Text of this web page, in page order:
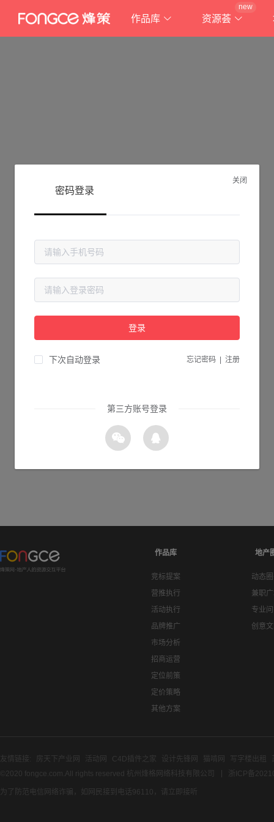
作品库 资源荟
new
抱歉!
请检查您输入的网址是否正确，或点击下面的按钮返回首页。
作品库
竞标提案
营推执行
活动执行
品牌推广
市场分析
招商运营
定位前策
定价策略
其他方案
地产
动态
兼职
专业
创意
友情链接: 房天下产业网 活动网 C4D插件之家 设计先锋网 猫啃网 写字楼出租
©2020 fongce.com.All rights reserved 杭州烽格网络科技有限公司
浙ICP备
为了防范电信网络诈骗，如网民接到电话96110，请立即接听
关闭
密码登录
登录
下次自动登录 忘记密码 注册
第三方账号登录